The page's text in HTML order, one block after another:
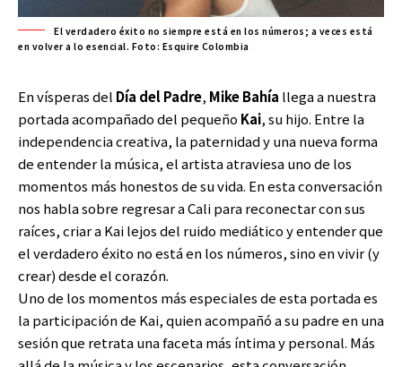
El verdadero éxito no siempre está en los números; a veces está
en volver a lo esencial. Foto: Esquire Colombia
En vísperas del Día del Padre, Mike Bahía llega a nuestra
portada acompañado del pequeño Kai, su hijo. Entre la
independencia creativa, la paternidad y una nueva forma
de entender la música, el artista atraviesa uno de los
momentos más honestos de su vida. En esta conversación
nos habla sobre regresar a Cali para reconectar con sus
raíces, criar a Kai lejos del ruido mediático y entender que
el verdadero éxito no está en los números, sino en vivir (y
crear) desde el corazón.
Uno de los momentos más especiales de esta portada es
la participación de Kai, quien acompañó a su padre en una
sesión que retrata una faceta más íntima y personal. Más